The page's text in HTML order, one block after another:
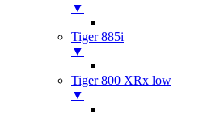
▼
Tiger 885i
▼
Tiger 800 XRx low
▼